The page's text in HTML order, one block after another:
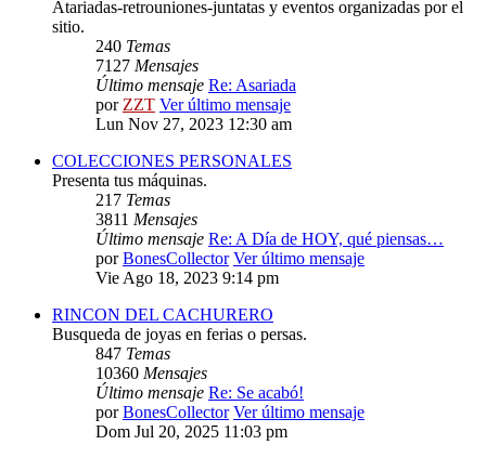
Atariadas-retrouniones-juntatas y eventos organizadas por el
sitio.
240 Temas
7127 Mensajes
Último mensaje Re: Asariada
porZZT Ver último mensaje
Lun Nov 27, 2023 12:30 am
COLECCIONES PERSONALES
Presenta tus máquinas.
217 Temas
3811 Mensajes
Último mensaje Re: A Día de HOY, qué piensas…
porBonesCollector Ver último mensaje
Vie Ago 18, 2023 9:14 pm
RINCON DEL CACHURERO
Busqueda de joyas en ferias o persas.
847 Temas
10360 Mensajes
Último mensaje Re: Se acabó!
porBonesCollector Ver último mensaje
Dom Jul 20, 2025 11:03 pm